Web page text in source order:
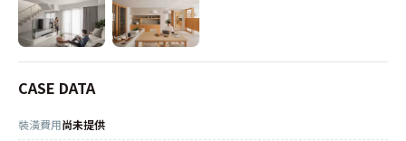
CASE DATA
裝潢費用尚未提供